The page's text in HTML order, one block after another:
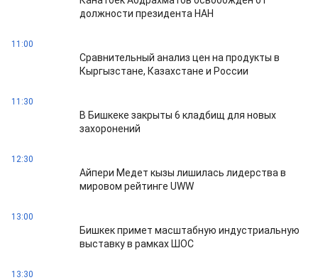
должности президента НАН
11:00
Сравнительный анализ цен на продукты в
Кыргызстане, Казахстане и России
11:30
В Бишкеке закрыты 6 кладбищ для новых
захоронений
12:30
Айпери Медет кызы лишилась лидерства в
мировом рейтинге UWW
13:00
Бишкек примет масштабную индустриальную
выставку в рамках ШОС
13:30